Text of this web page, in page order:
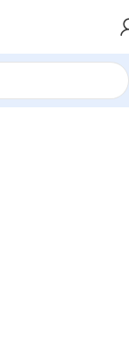
EN AEROSOL